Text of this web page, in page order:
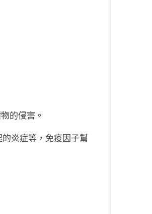
的侵害。
炎症等，免疫因子幫